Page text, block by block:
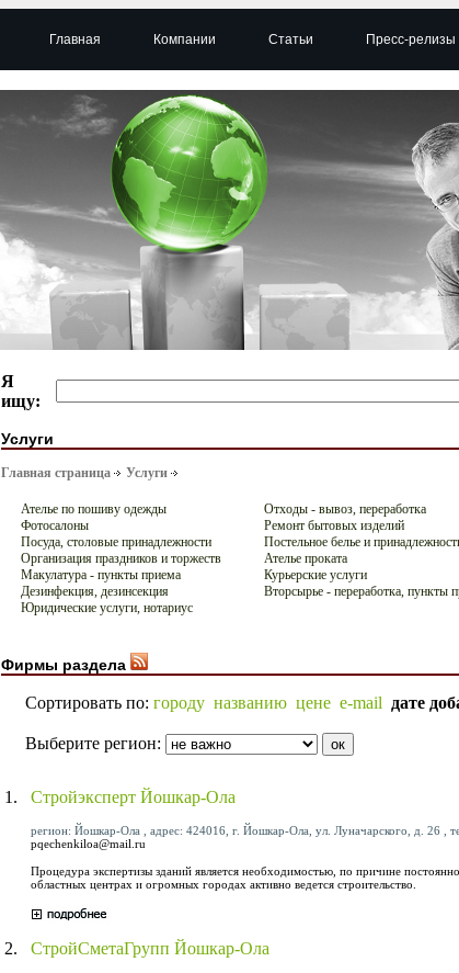
Главная Компании Статьи Пресс-релизы
Я
ищу:
Услуги
Главная страница Услуги
Ателье по пошиву одежды Отходы - вывоз, переработка
Фотосалоны
Ремонт бытовых изделий
Посуда, столовые принадлежности
Постельное белье и
Организация праздников и торжеств
Ателье проката
Макулатура - пункты приема
Курьерские услуги
Дезинфекция, дезинсекция
Вторсырье - переработка, пункты
Юридические услуги, нотариус
Фирмы раздела
Сортировать по: городу названию цене e-mail дате
Выберите регион:
1. Стройэксперт Йошкар-Ола
регион: Йошкар-Ола , адрес: 424016, г. Йошкар-Ола, ул. Луначарского, д. 26 ,
pqechenkiloa@mail.ru
Процедура экспертизы зданий является необходимостью, по причине
областных центрах и огромных городах активно ведется строительство.
2. СтройСметаГрупп Йошкар-Ола